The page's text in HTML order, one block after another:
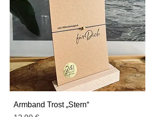
Armband Trost „Stern“